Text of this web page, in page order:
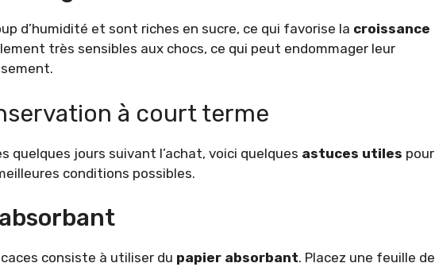
d’humidité et sont riches en sucre, ce qui favorise la croissance
très sensibles aux chocs, ce qui peut endommager leur
à court terme
quelques jours suivant l’achat, voici quelques astuces utiles pour
conditions possibles.
consiste à utiliser du papier absorbant. Placez une feuille de